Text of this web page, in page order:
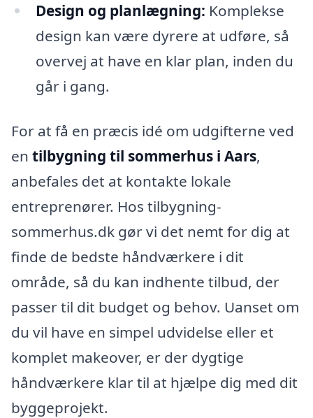
Design og planlægning: Komplekse
design kan være dyrere at udføre, så
overvej at have en klar plan, inden du
går i gang.
For at få en præcis idé om udgifterne ved
en tilbygning til sommerhus i Aars,
anbefales det at kontakte lokale
entreprenører. Hos tilbygning-
sommerhus.dk gør vi det nemt for dig at
finde de bedste håndværkere i dit
område, så du kan indhente tilbud, der
passer til dit budget og behov. Uanset om
du vil have en simpel udvidelse eller et
komplet makeover, er der dygtige
håndværkere klar til at hjælpe dig med dit
byggeprojekt.